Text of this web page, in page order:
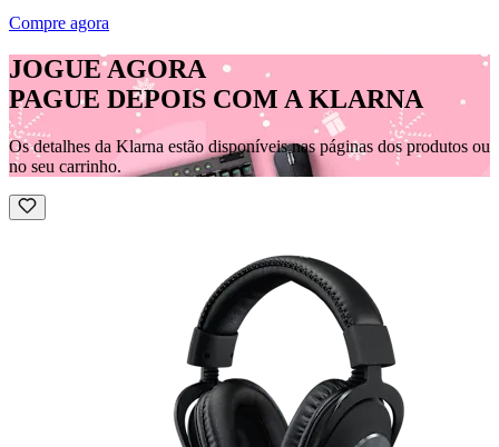
Compre agora
JOGUE AGORA
PAGUE DEPOIS COM A KLARNA
Os detalhes da Klarna estão disponíveis nas páginas dos produtos ou
no seu carrinho.